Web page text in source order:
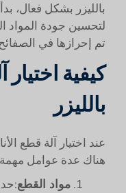
بالليزر بشكل فعال،
لتحسين جودة المواد
تم إحرازها في الصفائح
كيفية اختيار
بالليزر
عند اختيار آلة قطع
هناك عدة عوامل
مواد القطع